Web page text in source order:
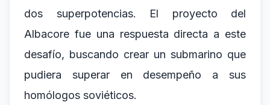
dos superpotencias. El proyecto del
Albacore fue una respuesta directa a este
desafío, buscando crear un submarino que
pudiera superar en desempeño a sus
homólogos soviéticos.